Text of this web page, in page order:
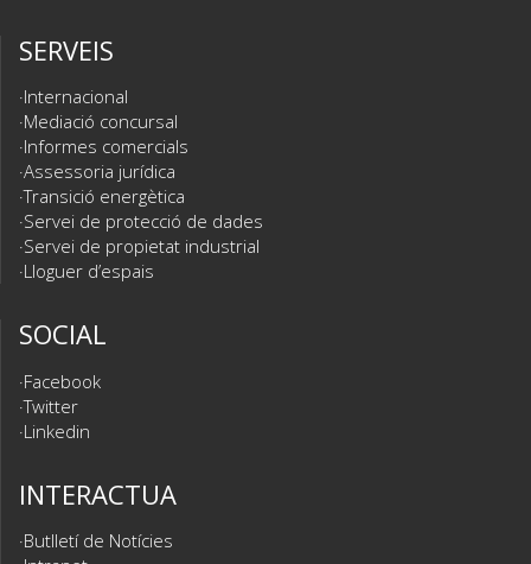
SERVEIS
Internacional
Mediació concursal
Informes comercials
Assessoria jurídica
Transició energètica
Servei de protecció de dades
Servei de propietat industrial
Lloguer d’espais
SOCIAL
Facebook
Twitter
Linkedin
INTERACTUA
Butlletí de Notícies